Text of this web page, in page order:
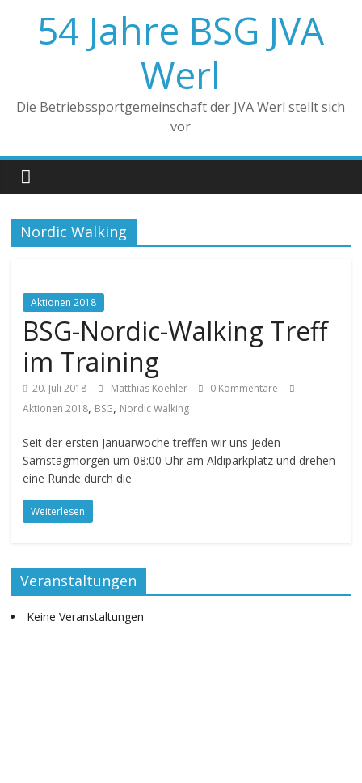
springen54 Jahre BSG JVA
Werl
Die Betriebssportgemeinschaft der JVA Werl stellt sich
vor
Nordic Walking
Aktionen 2018
BSG-Nordic-Walking Treff
im Training
20. Juli 2018 Matthias Koehler
0 Kommentare
Aktionen 2018, BSG, Nordic Walking
Seit der ersten Januarwoche treffen wir uns jeden
Samstagmorgen um 08:00 Uhr am Aldiparkplatz und drehen
eine Runde durch die
Weiterlesen
Veranstaltungen
Keine Veranstaltungen